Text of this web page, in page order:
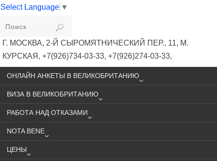
Select Language ▼
VIKIVISA
Г. МОСКВА, 2-Й СЫРОМЯТНИЧЕСКИЙ ПЕР., 11, М.
КУРСКАЯ, +7(926)734-03-33, +7(926)274-03-33,
VISA@VIKIVISA.RU
ОНЛАЙН АНКЕТЫ В ВЕЛИКОБРИТАНИЮ
ВИЗА В ВЕЛИКОБРИТАНИЮ
РАБОТА НАД ОТКАЗАМИ
NOTA BENE
ЦЕНЫ